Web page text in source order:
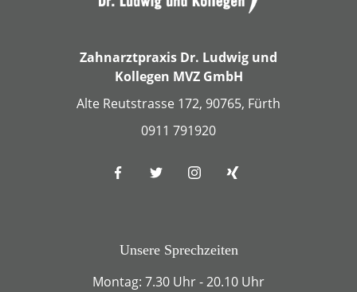
Zahnarztpraxis Dr. Ludwig und
Kollegen MVZ GmbH
Alte Reutstrasse 172, 90765, Fürth
0911 791920
Unsere Sprechzeiten
Montag: 7.30 Uhr - 20.10 Uhr